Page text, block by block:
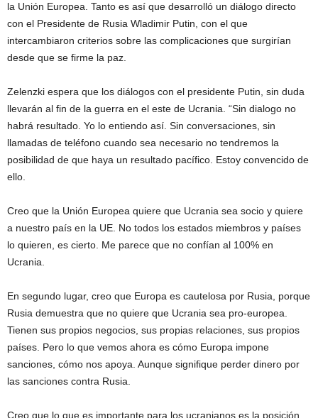
la Unión Europea. Tanto es así que desarrolló un diálogo directo
con el Presidente de Rusia Wladimir Putin, con el que
intercambiaron criterios sobre las complicaciones que surgirían
desde que se firme la paz.
Zelenzki espera que los diálogos con el presidente Putin, sin duda
llevarán al fin de la guerra en el este de Ucrania. “Sin dialogo no
habrá resultado. Yo lo entiendo así. Sin conversaciones, sin
llamadas de teléfono cuando sea necesario no tendremos la
posibilidad de que haya un resultado pacífico. Estoy convencido de
ello.
Creo que la Unión Europea quiere que Ucrania sea socio y quiere
a nuestro país en la UE. No todos los estados miembros y países
lo quieren, es cierto. Me parece que no confían al 100% en
Ucrania.
En segundo lugar, creo que Europa es cautelosa por Rusia, porque
Rusia demuestra que no quiere que Ucrania sea pro-europea.
Tienen sus propios negocios, sus propias relaciones, sus propios
países. Pero lo que vemos ahora es cómo Europa impone
sanciones, cómo nos apoya. Aunque signifique perder dinero por
las sanciones contra Rusia.
Creo que lo que es importante para los ucranianos es la posición